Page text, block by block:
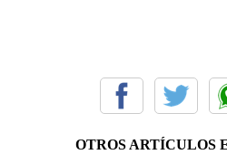
OTROS ARTÍCULOS